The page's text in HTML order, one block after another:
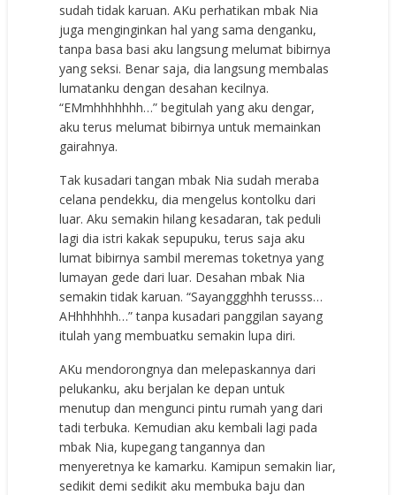
sudah tidak karuan. AKu perhatikan mbak Nia
juga menginginkan hal yang sama denganku,
tanpa basa basi aku langsung melumat bibirnya
yang seksi. Benar saja, dia langsung membalas
lumatanku dengan desahan kecilnya.
“EMmhhhhhhh…” begitulah yang aku dengar,
aku terus melumat bibirnya untuk memainkan
gairahnya.
Tak kusadari tangan mbak Nia sudah meraba
celana pendekku, dia mengelus kontolku dari
luar. Aku semakin hilang kesadaran, tak peduli
lagi dia istri kakak sepupuku, terus saja aku
lumat bibirnya sambil meremas toketnya yang
lumayan gede dari luar. Desahan mbak Nia
semakin tidak karuan. “Sayanggghhh terusss…
AHhhhhhh…” tanpa kusadari panggilan sayang
itulah yang membuatku semakin lupa diri.
AKu mendorongnya dan melepaskannya dari
pelukanku, aku berjalan ke depan untuk
menutup dan mengunci pintu rumah yang dari
tadi terbuka. Kemudian aku kembali lagi pada
mbak Nia, kupegang tangannya dan
menyeretnya ke kamarku. Kamipun semakin liar,
sedikit demi sedikit aku membuka baju dan